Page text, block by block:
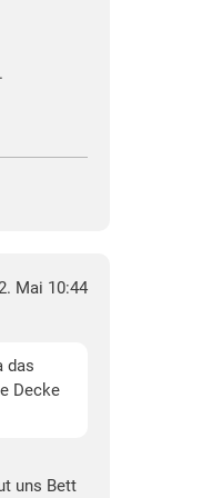
Mai 10:44
das
Decke
uns Bett